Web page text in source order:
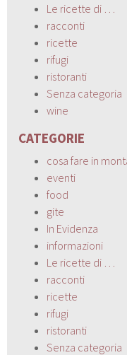
Le ricette di …
racconti
ricette
rifugi
ristoranti
Senza categoria
wine
CATEGORIE
cosa fare in
eventi
food
gite
In Evidenza
informazioni
Le ricette di …
racconti
ricette
rifugi
ristoranti
Senza categoria